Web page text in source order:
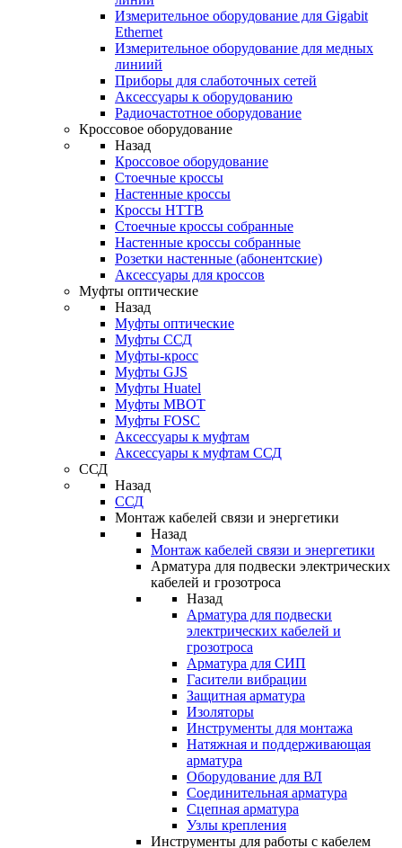
Измерительное оборудование для Gigabit
Ethernet
Измерительное оборудование для медных
линиий
Приборы для слаботочных сетей
Аксессуары к оборудованию
Радиочастотное оборудование
Кроссовое оборудование
Назад
Кроссовое оборудование
Стоечные кроссы
Настенные кроссы
Кроссы HTTB
Стоечные кроссы собранные
Настенные кроссы собранные
Розетки настенные (абонентские)
Аксессуары для кроссов
Муфты оптические
Назад
Муфты оптические
Муфты ССД
Муфты-кросс
Муфты GJS
Муфты Huatel
Муфты МВОТ
Муфты FOSC
Аксессуары к муфтам
Аксессуары к муфтам ССД
ССД
Назад
ССД
Монтаж кабелей связи и энергетики
Назад
Монтаж кабелей связи и энергетики
Арматура для подвески электрических
кабелей и грозотроса
Назад
Арматура для подвески
электрических кабелей и
грозотроса
Арматура для СИП
Гасители вибрации
Защитная арматура
Изоляторы
Инструменты для монтажа
Натяжная и поддерживающая
арматура
Оборудование для ВЛ
Соединительная арматура
Сцепная арматура
Узлы крепления
Инструменты для работы с кабелем